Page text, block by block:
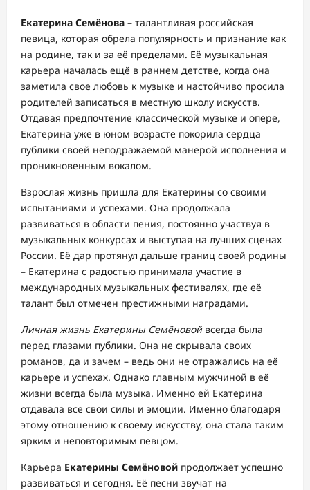
Екатерина Семёнова – талантливая российская
певица, которая обрела популярность и признание как
на родине, так и за её пределами. Её музыкальная
карьера началась ещё в раннем детстве, когда она
заметила свое любовь к музыке и настойчиво просила
родителей записаться в местную школу искусств.
Отдавая предпочтение классической музыке и опере,
Екатерина уже в юном возрасте покорила сердца
публики своей неподражаемой манерой исполнения и
проникновенным вокалом.
Взрослая жизнь пришла для Екатерины со своими
испытаниями и успехами. Она продолжала
развиваться в области пения, постоянно участвуя в
музыкальных конкурсах и выступая на лучших сценах
России. Её дар протянул дальше границ своей родины
– Екатерина с радостью принимала участие в
международных музыкальных фестивалях, где её
талант был отмечен престижными наградами.
Личная жизнь Екатерины Семёновойвсегда была
перед глазами публики. Она не скрывала своих
романов, да и зачем – ведь они не отражались на её
карьере и успехах. Однако главным мужчиной в её
жизни всегда была музыка. Именно ей Екатерина
отдавала все свои силы и эмоции. Именно благодаря
этому отношению к своему искусству, она стала таким
ярким и неповторимым певцом.
Карьера Екатерины Семёновой продолжает успешно
развиваться и сегодня. Её песни звучат на